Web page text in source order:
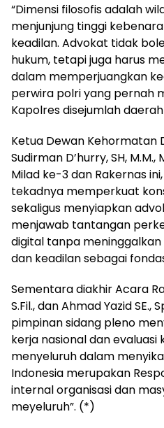
“Dimensi filosofis adalah
menjunjung tinggi
keadilan. Advokat tidak
hukum, tetapi juga harus
dalam memperjuangkan
perwira polri yang pernah
Kapolres disejumlah
Ketua Dewan Kehormatan
Sudirman D’hurry, SH,
Milad ke-3 dan Rakernas
tekadnya memperkuat
sekaligus menyiapkan
menjawab tantangan
digital tanpa
dan keadilan sebagai
Sementara diakhir Acara
S.Fil., dan Ahmad Yazid SE.,
pimpinan sidang pleno
kerja nasional dan
menyeluruh dalam
Indonesia merupakan
internal organisasi dan
meyeluruh”. (*)